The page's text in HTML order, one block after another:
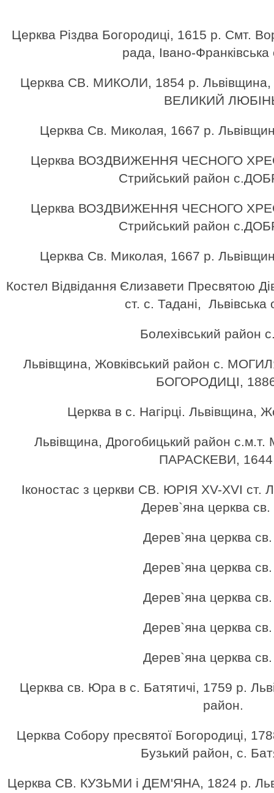
Церква Різдва Богородиці, 1615 р. Смт.
рада, Івано-Франківська
Церква СВ. МИКОЛИ, 1854 р. Львівщина,
ВЕЛИКИЙ
Церква Cв. Миколая, 1667 р.
Церква ВОЗДВИЖЕННЯ ЧЕСНОГО
Стрийський район
Церква ВОЗДВИЖЕННЯ ЧЕСНОГО
Стрийський район
Церква Cв. Миколая, 1667 р.
Костел Відвідання Єлизавети Пресвятою
ст. с. Тадані, Львівська
Болехівський район
Львівщина, Жовківський район с.
БОГОРОДИЦІ,
Церква в с. Нагірці. Львівщина,
Львівщина, Дрогобицький район
ПАРАСКЕВИ,
Іконостас з церкви СВ. ЮРІЯ XV-XVI
Дерев`яна церква
Дерев`яна церква
Дерев`яна церква
Дерев`яна церква
Дерев`яна церква
Дерев`яна церква
Церква св. Юра в с. Батятичі, 1759 р.
район.
Церква Собору пресвятої Богородиці,
Бузький район, с.
Церква СВ. КУЗЬМИ і ДЕМ'ЯНА, 1824 р.